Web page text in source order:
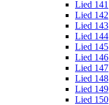
Lied 141
Lied 142
Lied 143
Lied 144
Lied 145
Lied 146
Lied 147
Lied 148
Lied 149
Lied 150